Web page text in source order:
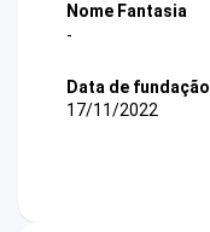
Nome Fantasia
-
Data de fundação
17/11/2022